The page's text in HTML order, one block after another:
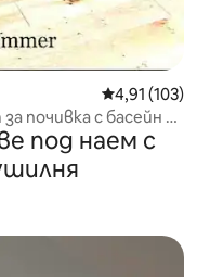
Средна
4,91 (103)
почивка с басейн –
под наем с